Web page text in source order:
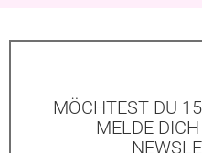
MÖCHTEST DU
MELDE